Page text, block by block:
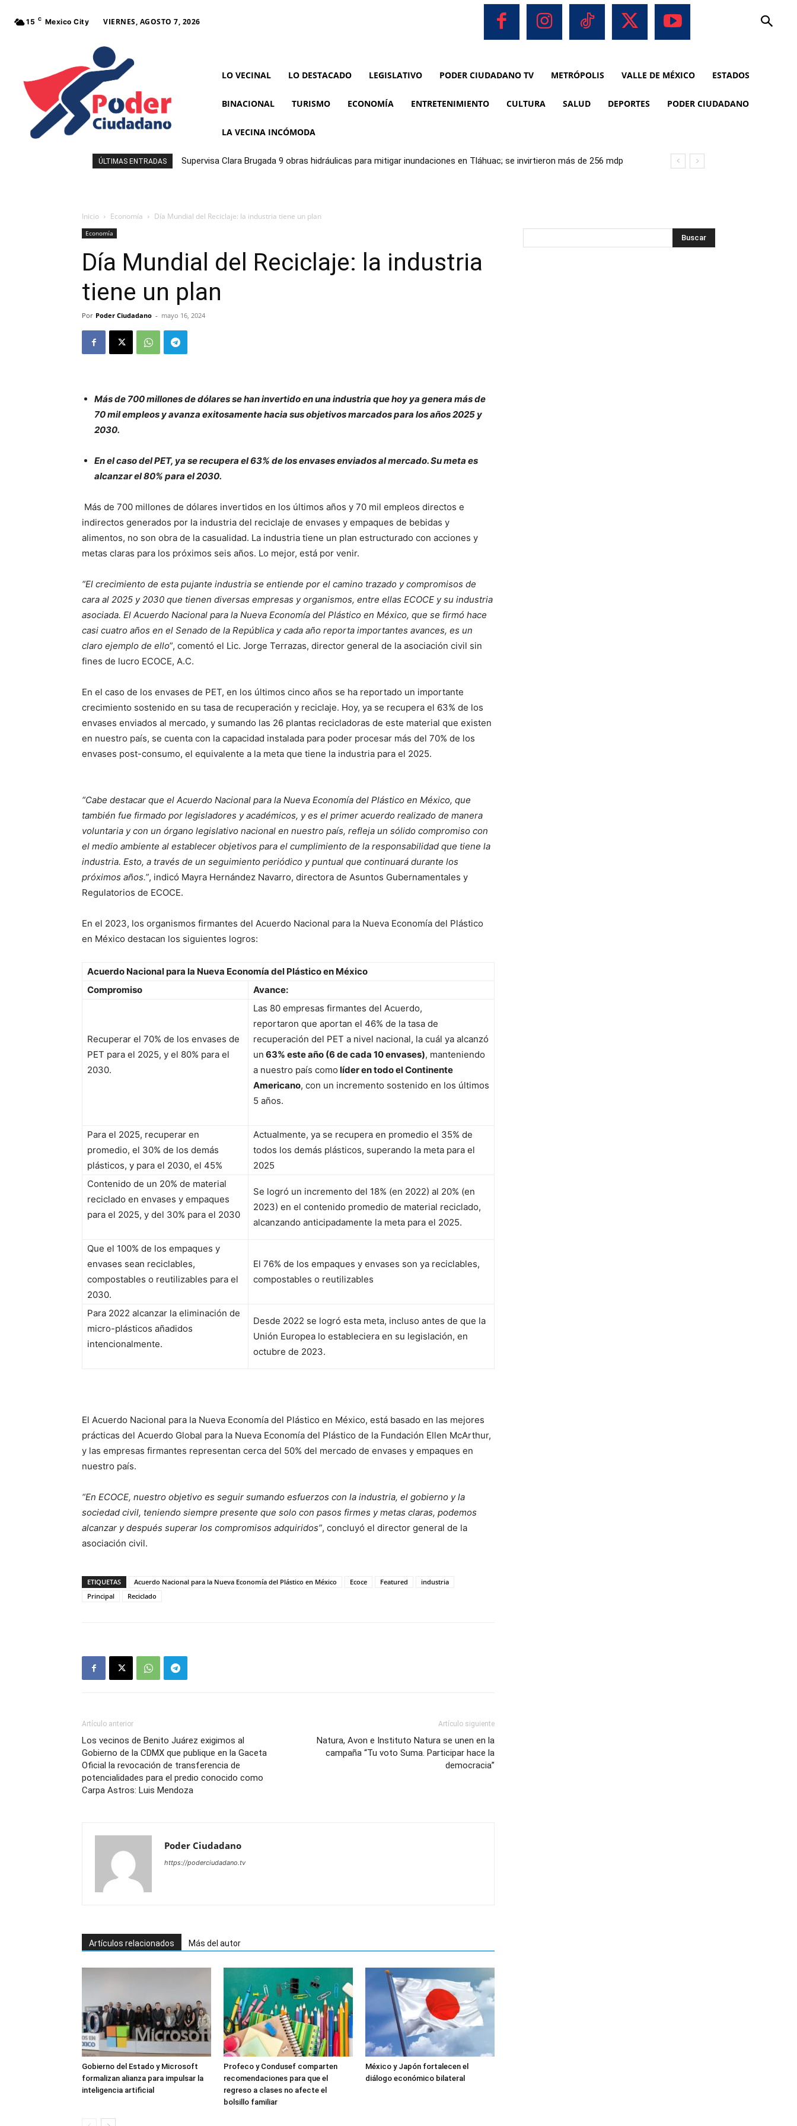
15 C Mexico City VIERNES, AGOSTO 7, 2026
LO VECINAL LO DESTACADO LEGISLATIVO PODER CIUDADANO TV METRÓPOLIS VALLE DE MÉXICO ESTADOS
BINACIONAL TURISMO ECONOMÍA ENTRETENIMIENTO CULTURA SALUD DEPORTES PODER CIUDADANO
LA VECINA INCÓMODA
ÚLTIMAS ENTRADAS
Supervisa Clara Brugada 9 obras hidráulicas para mitigar inundaciones en Tláhuac; se invirtieron más de 256 mdp
Inicio Economía Día Mundial del Reciclaje: la industria tiene un plan
Economía
Día Mundial del Reciclaje: la industria
tiene un plan
Por Poder Ciudadano - mayo 16, 2024
Más de 700 millones de dólares se han invertido en una industria que hoy ya genera más de
70 mil empleos y avanza exitosamente hacia sus objetivos marcados para los años 2025 y
2030.
En el caso del PET, ya se recupera el 63% de los envases enviados al mercado. Su meta es
alcanzar el 80% para el 2030.
Más de 700 millones de dólares invertidos en los últimos años y 70 mil empleos directos e
indirectos generados por la industria del reciclaje de envases y empaques de bebidas y
alimentos, no son obra de la casualidad. La industria tiene un plan estructurado con acciones y
metas claras para los próximos seis años. Lo mejor, está por venir.
“El crecimiento de esta pujante industria se entiende por el camino trazado y compromisos de
cara al 2025 y 2030 que tienen diversas empresas y organismos, entre ellas ECOCE y su industria
asociada. El Acuerdo Nacional para la Nueva Economía del Plástico en México, que se firmó hace
casi cuatro años en el Senado de la República y cada año reporta importantes avances, es un
claro ejemplo de ello”, comentó el Lic. Jorge Terrazas, director general de la asociación civil sin
fines de lucro ECOCE, A.C.
En el caso de los envases de PET, en los últimos cinco años se ha reportado un importante
crecimiento sostenido en su tasa de recuperación y reciclaje. Hoy, ya se recupera el 63% de los
envases enviados al mercado, y sumando las 26 plantas recicladoras de este material que existen
en nuestro país, se cuenta con la capacidad instalada para poder procesar más del 70% de los
envases post-consumo, el equivalente a la meta que tiene la industria para el 2025.
“Cabe destacar que el Acuerdo Nacional para la Nueva Economía del Plástico en México, que
también fue firmado por legisladores y académicos, y es el primer acuerdo realizado de manera
voluntaria y con un órgano legislativo nacional en nuestro país, refleja un sólido compromiso con
el medio ambiente al establecer objetivos para el cumplimiento de la responsabilidad que tiene la
industria. Esto, a través de un seguimiento periódico y puntual que continuará durante los
próximos años.”, indicó Mayra Hernández Navarro, directora de Asuntos Gubernamentales y
Regulatorios de ECOCE.
En el 2023, los organismos firmantes del Acuerdo Nacional para la Nueva Economía del Plástico
en México destacan los siguientes logros:
Acuerdo Nacional para la Nueva Economía del Plástico en México
Compromiso
Avance:
Recuperar el 70% de los envases de
PET para el 2025, y el 80% para el
2030.
Las 80 empresas firmantes del Acuerdo,
reportaron que aportan el 46% de la tasa de
recuperación del PET a nivel nacional, la cuál ya alcanzó
un 63% este año (6 de cada 10 envases), manteniendo
a nuestro país como líder en todo el Continente
Americano, con un incremento sostenido en los últimos
5 años.
Para el 2025, recuperar en
promedio, el 30% de los demás
plásticos, y para el 2030, el 45%
Actualmente, ya se recupera en promedio el 35% de
todos los demás plásticos, superando la meta para el
2025
Contenido de un 20% de material
reciclado en envases y empaques
para el 2025, y del 30% para el 2030
Se logró un incremento del 18% (en 2022) al 20% (en
2023) en el contenido promedio de material reciclado,
alcanzando anticipadamente la meta para el 2025.
Que el 100% de los empaques y
envases sean reciclables,
compostables o reutilizables para el
2030.
El 76% de los empaques y envases son ya reciclables,
compostables o reutilizables
Para 2022 alcanzar la eliminación de
micro-plásticos añadidos
intencionalmente.
Desde 2022 se logró esta meta, incluso antes de que la
Unión Europea lo estableciera en su legislación, en
octubre de 2023.
El Acuerdo Nacional para la Nueva Economía del Plástico en México, está basado en las mejores
prácticas del Acuerdo Global para la Nueva Economía del Plástico de la Fundación Ellen McArthur,
y las empresas firmantes representan cerca del 50% del mercado de envases y empaques en
nuestro país.
“En ECOCE, nuestro objetivo es seguir sumando esfuerzos con la industria, el gobierno y la
sociedad civil, teniendo siempre presente que solo con pasos firmes y metas claras, podemos
alcanzar y después superar los compromisos adquiridos”, concluyó el director general de la
asociación civil.
ETIQUETAS Acuerdo Nacional para la Nueva Economía del Plástico en México Ecoce Featured
industria
Principal
Reciclado
Artículo anterior
Los vecinos de Benito Juárez exigimos al
Gobierno de la CDMX que publique en la Gaceta
Oficial la revocación de transferencia de
potencialidades para el predio conocido como
Carpa Astros: Luis Mendoza
Artículo siguiente
Natura, Avon e Instituto Natura se unen en la
campaña “Tu voto Suma. Participar hace la
democracia”
Poder Ciudadano
https://poderciudadano.tv
Artículos relacionados Más del autor
Gobierno del Estado y Microsoft
formalizan alianza para impulsar la
inteligencia artificial
Profeco y Condusef comparten
recomendaciones para que el
regreso a clases no afecte el
bolsillo familiar
México y Japón fortalecen el
diálogo económico bilateral